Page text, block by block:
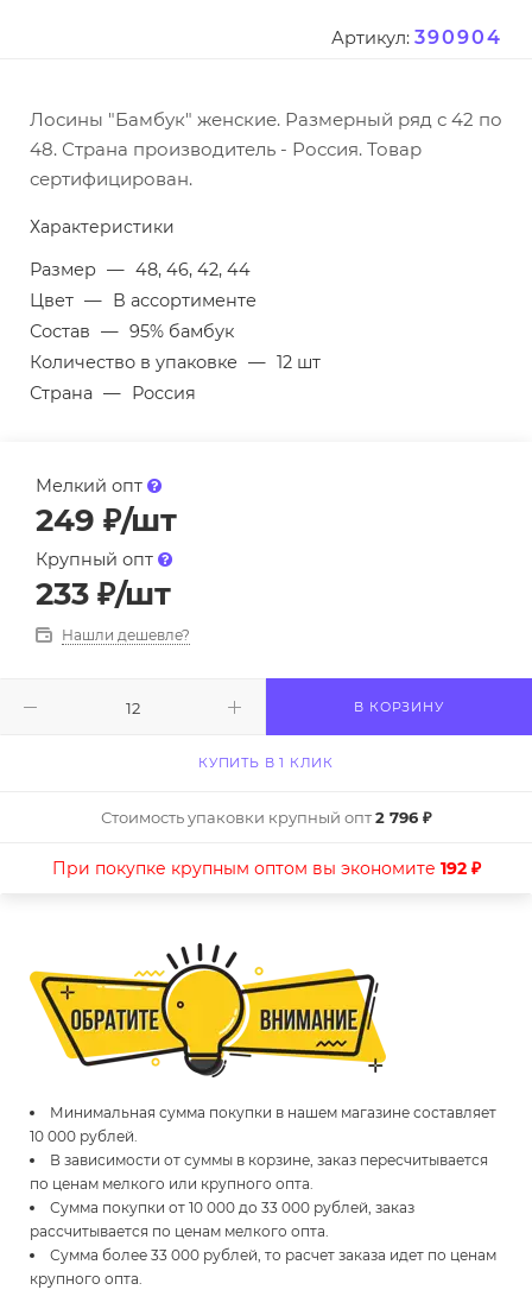
Артикул: 390904
Лосины "Бамбук" женские. Размерный ряд с 42 по
48. Страна производитель - Россия. Товар
сертифицирован.
Характеристики
Размер — 48, 46, 42, 44
Цвет — В ассортименте
Состав — 95% бамбук
Количество в упаковке — 12 шт
Страна — Россия
Мелкий опт
249 ₽/шт
Крупный опт
233 ₽/шт
Нашли дешевле?
В КОРЗИНУ
КУПИТЬ В 1 КЛИК
Стоимость упаковки крупный опт2 796 ₽
При покупке крупным оптом вы экономите 192 ₽
Минимальная сумма покупки в нашем магазине составляет
10 000 рублей.
В зависимости от суммы в корзине, заказ пересчитывается
по ценам мелкого или крупного опта.
Сумма покупки от 10 000 до 33 000 рублей, заказ
рассчитывается по ценам мелкого опта.
Сумма более 33 000 рублей, то расчет заказа идет по ценам
крупного опта.